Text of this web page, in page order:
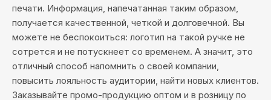
печати. Информация, напечатанная таким образом,
получается качественной, четкой и долговечной. Вы
можете не беспокоиться: логотип на такой ручке не
сотрется и не потускнеет со временем. А значит, это
отличный способ напомнить о своей компании,
повысить лояльность аудитории, найти новых клиентов.
Заказывайте промо-продукцию оптом и в розницу по